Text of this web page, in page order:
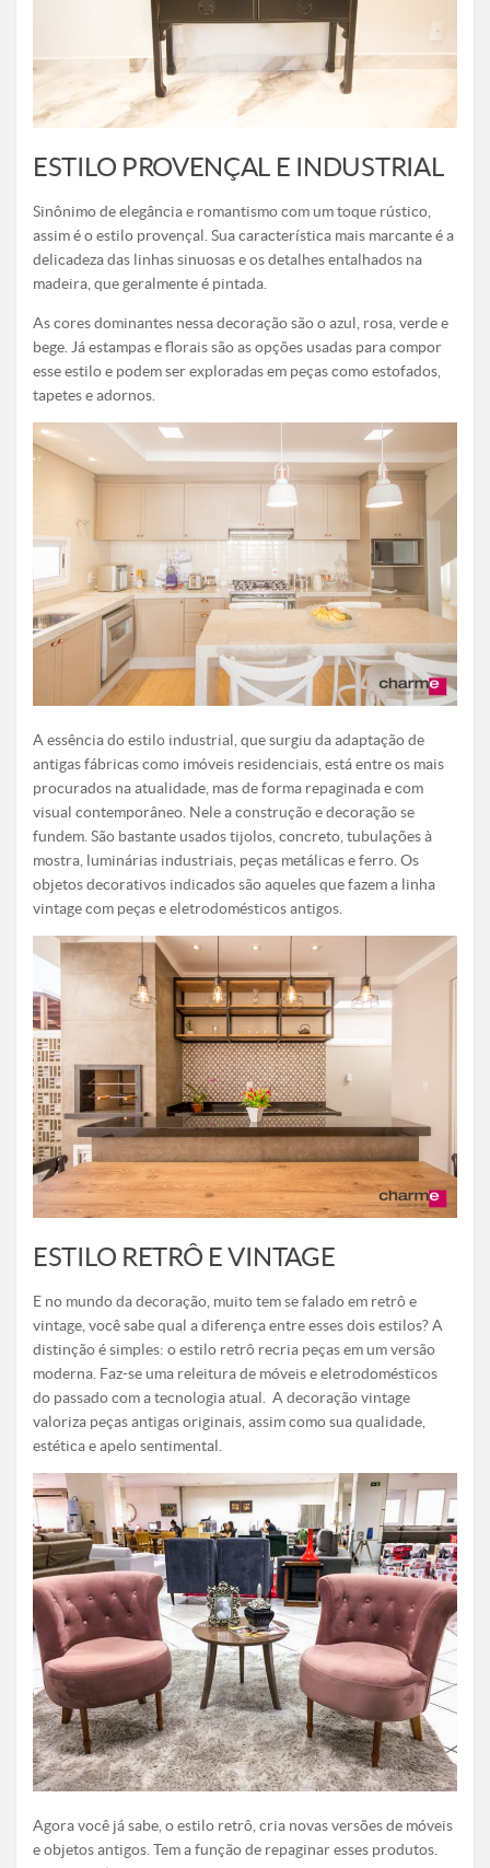
ESTILO PROVENÇAL E INDUSTRIAL
Sinônimo de elegância e romantismo com um toque rústico,
assim é o estilo provençal. Sua característica mais marcante é a
delicadeza das linhas sinuosas e os detalhes entalhados na
madeira, que geralmente é pintada.
As cores dominantes nessa decoração são o azul, rosa, verde e
bege. Já estampas e florais são as opções usadas para compor
esse estilo e podem ser exploradas em peças como estofados,
tapetes e adornos.
A essência do estilo industrial, que surgiu da adaptação de
antigas fábricas como imóveis residenciais, está entre os mais
procurados na atualidade, mas de forma repaginada e com
visual contemporâneo. Nele a construção e decoração se
fundem. São bastante usados tijolos, concreto, tubulações à
mostra, luminárias industriais, peças metálicas e ferro. Os
objetos decorativos indicados são aqueles que fazem a linha
vintage com peças e eletrodomésticos antigos.
ESTILO RETRÔ E VINTAGE
E no mundo da decoração, muito tem se falado em retrô e
vintage, você sabe qual a diferença entre esses dois estilos? A
distinção é simples: o estilo retrô recria peças em um versão
moderna. Faz-se uma releitura de móveis e eletrodomésticos
do passado com a tecnologia atual. A decoração vintage
valoriza peças antigas originais, assim como sua qualidade,
estética e apelo sentimental.
Agora você já sabe, o estilo retrô, cria novas versões de móveis
e objetos antigos. Tem a função de repaginar esses produtos.